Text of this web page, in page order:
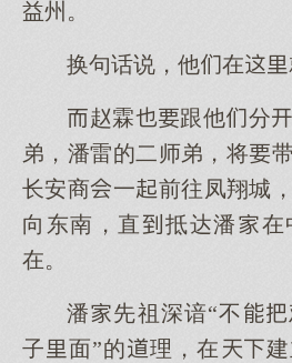
益州。
换句话说，他在
赵霖跟他分
弟，潘雷的二师弟，将
长安商一前往凤翔城
向东南，直抵达潘在
在。
潘先祖深谙“不
子面”的理，在建